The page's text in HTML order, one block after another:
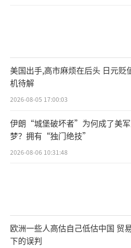
美国出手,高市麻烦在后头 日元贬
机待解
2026-08-05 17:00:03
伊朗“城堡破坏者”为何成了美
梦？拥有“独门绝技”
2026-08-06 10:31:48
欧洲一些人高估自己低估中国 贸
下的误判